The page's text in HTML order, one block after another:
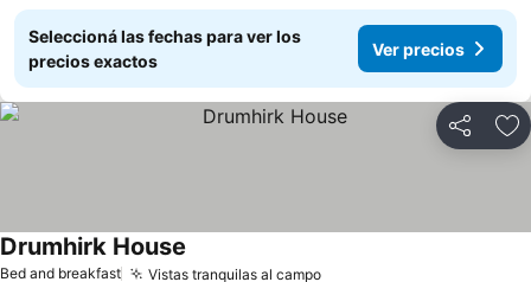
Seleccioná las fechas para ver los
precios exactos
Ver precios
Compartir
Bed and breakfast Vistas tranquilas al campo
Drumhirk House